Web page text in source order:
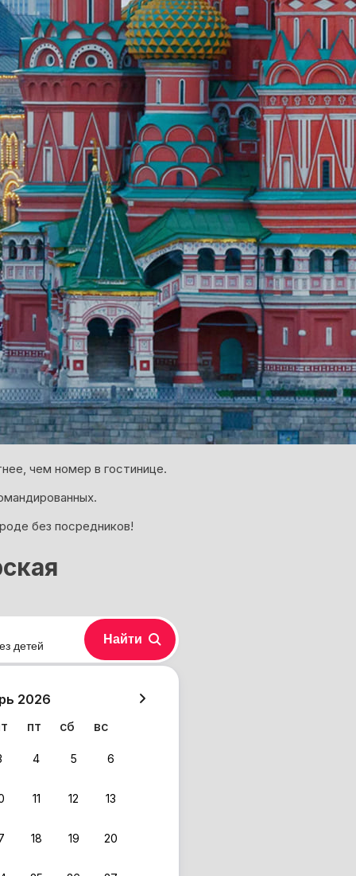
чем номер в гостинице.
без посредников!
2026
пт сб вс
4 5 6
11 12 13
18 19 20
детей Найти